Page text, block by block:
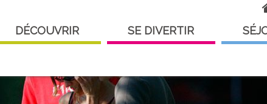
DÉCOUVRIR SE DIVERTIR